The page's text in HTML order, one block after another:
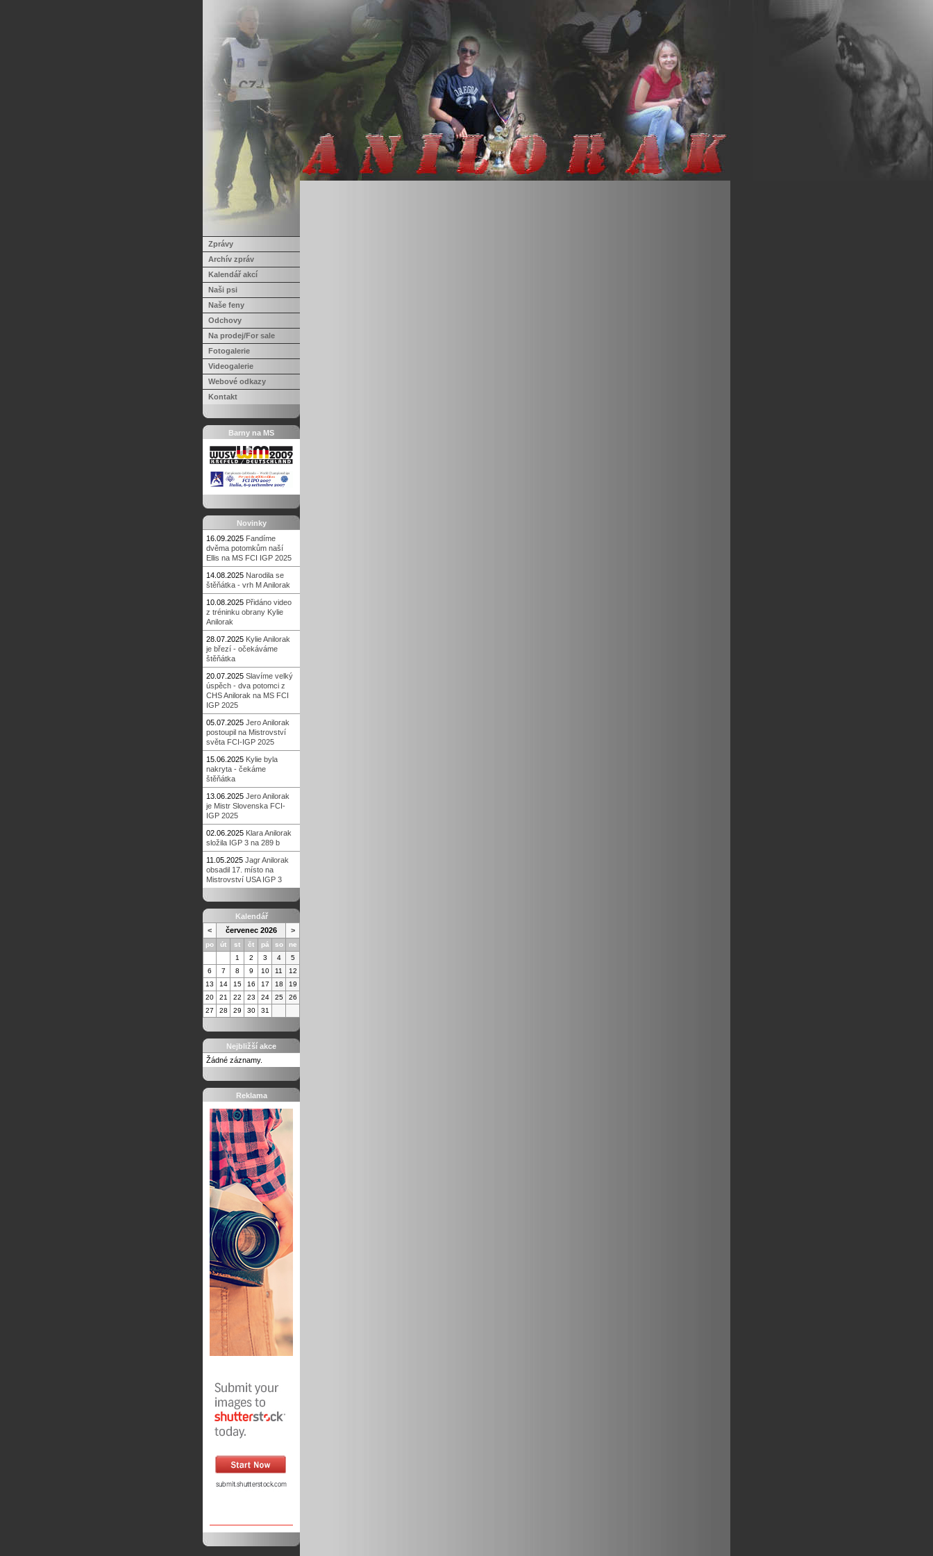
Zprávy
Archív zpráv
Kalendář akcí
Naši psi
Naše feny
Odchovy
Na prodej/For sale
Fotogalerie
Videogalerie
Webové odkazy
Kontakt
Barny na MS
Novinky
16.09.2025 Fandíme
dvěma potomkům naší
Ellis na MS FCI IGP 2025
14.08.2025 Narodila se
štěňátka - vrh M Anilorak
10.08.2025 Přidáno video
z tréninku obrany Kylie
Anilorak
28.07.2025 Kylie Anilorak
je březí - očekáváme
štěňátka
20.07.2025 Slavíme velký
úspěch - dva potomci z
CHS Anilorak na MS FCI
IGP 2025
05.07.2025 Jero Anilorak
postoupil na Mistrovství
světa FCI-IGP 2025
15.06.2025 Kylie byla
nakryta - čekáme
štěňátka
13.06.2025 Jero Anilorak
je Mistr Slovenska FCI-
IGP 2025
02.06.2025 Klara Anilorak
složila IGP 3 na 289 b
11.05.2025 Jagr Anilorak
obsadil 17. místo na
Mistrovství USA IGP 3
Kalendář
<
červenec 2026 >
po út st čt pá so
ne
1
2 3 4
5
6
7 8 9 10 11
12
13
14 15 16 17 18
19
20
21 22 23 24 25
26
27
28 29 30 31
Nejbližší akce
Žádné záznamy.
Reklama